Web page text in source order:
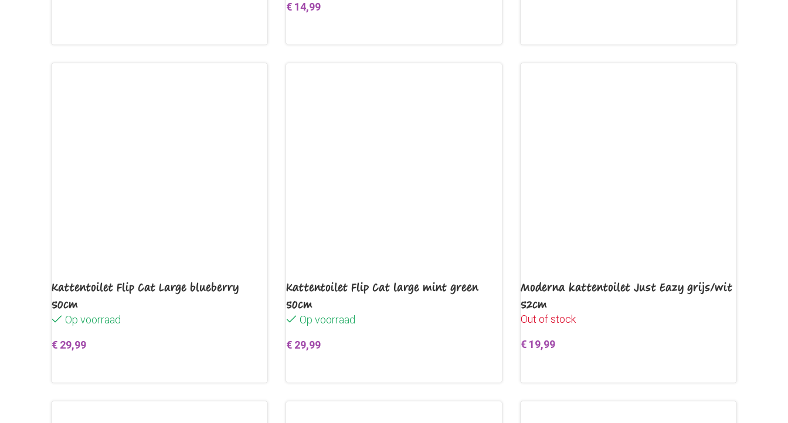
€ 14,99
Kattentoilet Flip Cat Large blueberry
50cm
Op voorraad
€ 29,99
Kattentoilet Flip Cat large mint green
50cm
Op voorraad
€ 29,99
Moderna kattentoilet Just Eazy grijs/wit
52cm
Out of stock
€ 19,99